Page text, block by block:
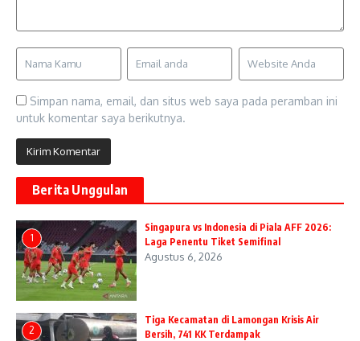
Simpan nama, email, dan situs web saya pada peramban ini
untuk komentar saya berikutnya.
Berita Unggulan
1
Singapura vs Indonesia di Piala AFF 2026:
Laga Penentu Tiket Semifinal
Agustus 6, 2026
2
Tiga Kecamatan di Lamongan Krisis Air
Bersih, 741 KK Terdampak